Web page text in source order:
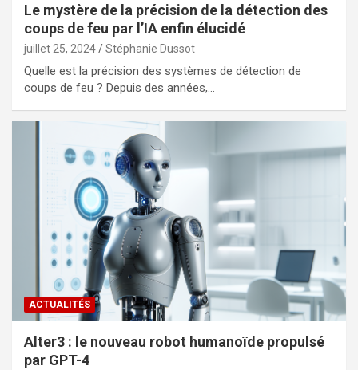
Le mystère de la précision de la détection des
coups de feu par l’IA enfin élucidé
juillet 25, 2024 Stéphanie Dussot
Quelle est la précision des systèmes de détection de
coups de feu ? Depuis des années,…
ACTUALITÉS
Alter3 : le nouveau robot humanoïde propulsé
par GPT-4